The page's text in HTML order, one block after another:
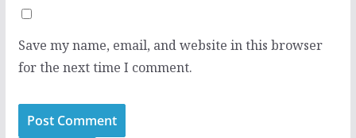
Save my name, email, and website in this browser
for the next time I comment.